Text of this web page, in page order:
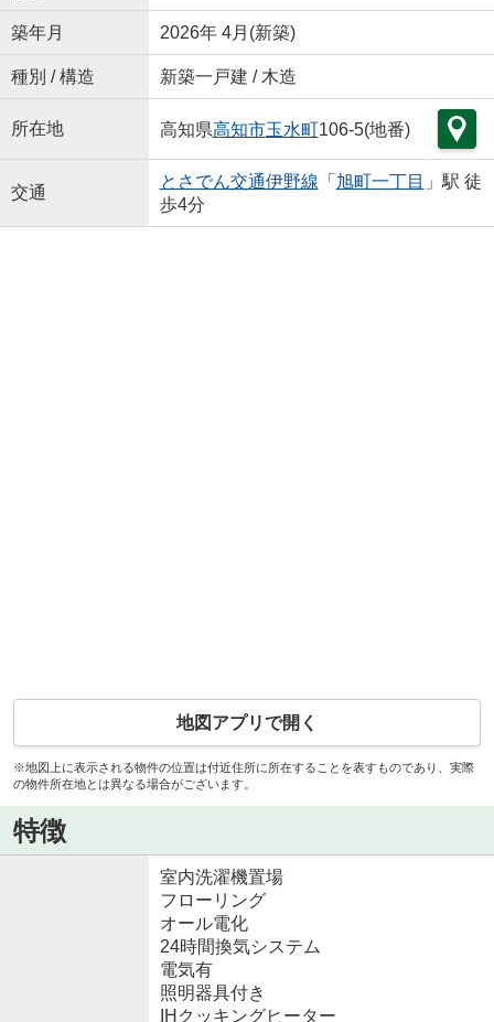
築年月 2026年 4月(新築)
種別 / 構造 新築一戸建 / 木造
所在地 高知県高知市玉水町106-5(地番)
交通
とさでん交通伊野線 「 旭町一丁目 」駅 徒
歩4分
地図アプリで開く
※地図上に表示される物件の位置は付近住所に所在することを表すものであり、実際
の物件所在地とは異なる場合がございます。
特徴
室内洗濯機置場
フローリング
オール電化
24時間換気システム
電気有
照明器具付き
IHクッキングヒーター